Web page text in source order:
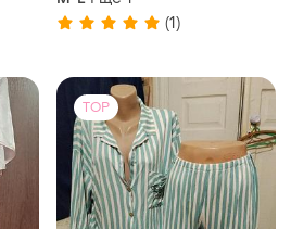
(1)
TOP